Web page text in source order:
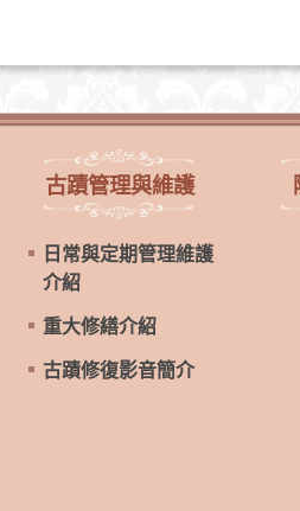
古蹟管理與維護
日常與定期管理維護
介紹
重大修繕介紹
古蹟修復影音簡介